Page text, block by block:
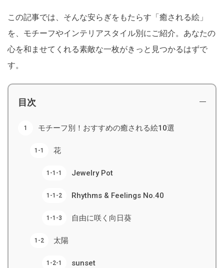
この記事では、そんな安らぎをもたらす「癒される絵」
を、モチーフやインテリアスタイル別にご紹介。あなたの
心を和ませてくれる素敵な一枚がきっと見つかるはずで
す。
目次
モチーフ別！おすすめの癒される絵10選
花
Jewelry Pot
Rhythms & Feelings No.40
自由に咲く向日葵
太陽
sunset